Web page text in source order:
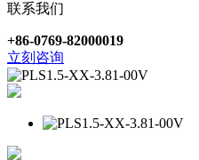
联系我们
+86-0769-82000019
立刻咨询